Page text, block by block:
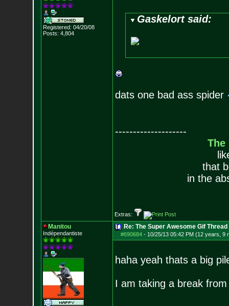
Registered: 04/20/08
Posts: 4,804
Gaskelort said:
dats one bad ass spider
--------------------
The
that
in the
Extras:
Manitou
Indépendantiste
Re: The Super Awesome Gif Thread
#690684- 10/25/13 05:42 PM (12 years, 9
haha yeah thats a big
I am taking a break